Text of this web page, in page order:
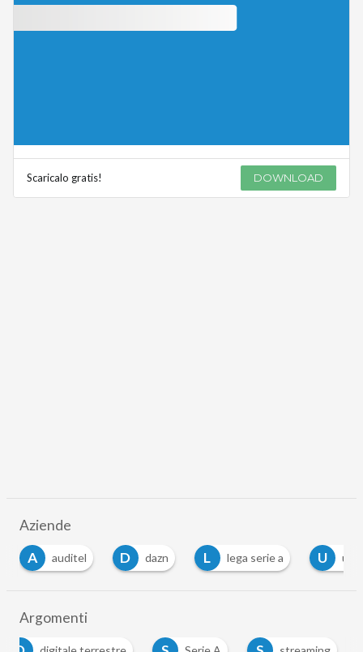
Scaricalo gratis! DOWNLOAD
Aziende
A
auditel D dazn L lega serie a U upa
Argomenti